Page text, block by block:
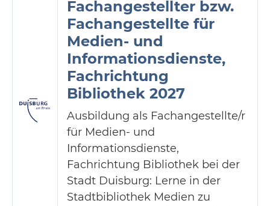
Fachangestellter bzw.
Fachangestellte für
Medien- und
Informationsdienste,
Fachrichtung
Bibliothek 2027
Ausbildung als Fachangestellte/r
für Medien- und
Informationsdienste,
Fachrichtung Bibliothek bei der
Stadt Duisburg: Lerne in der
Stadtbibliothek Medien zu